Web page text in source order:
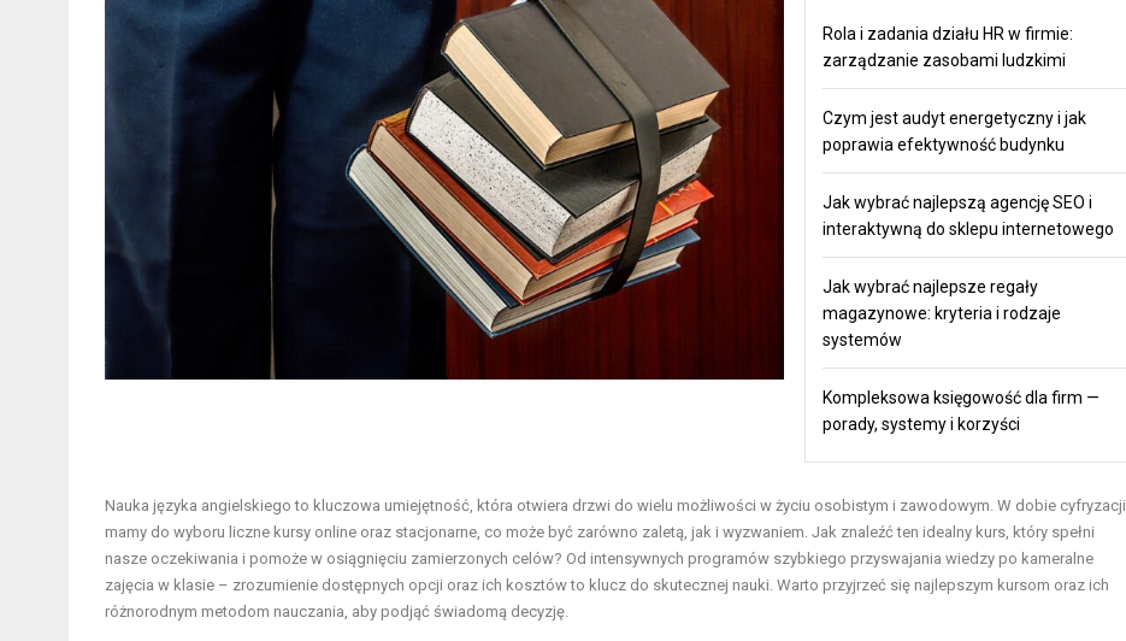
Rola i zadania działu HR w firmie:
zarządzanie zasobami ludzkimi
Czym jest audyt energetyczny i jak
poprawia efektywność budynku
Jak wybrać najlepszą agencję SEO i
interaktywną do sklepu internetowego
Jak wybrać najlepsze regały
magazynowe: kryteria i rodzaje
systemów
Kompleksowa księgowość dla firm —
porady, systemy i korzyści
Nauka języka angielskiego to kluczowa umiejętność, która otwiera drzwi do wielu możliwości w życiu osobistym i zawodowym. W dobie cyfryzacji
mamy do wyboru liczne kursy online oraz stacjonarne, co może być zarówno zaletą, jak i wyzwaniem. Jak znaleźć ten idealny kurs, który spełni
nasze oczekiwania i pomoże w osiągnięciu zamierzonych celów? Od intensywnych programów szybkiego przyswajania wiedzy po kameralne
zajęcia w klasie – zrozumienie dostępnych opcji oraz ich kosztów to klucz do skutecznej nauki. Warto przyjrzeć się najlepszym kursom oraz ich
różnorodnym metodom nauczania, aby podjąć świadomą decyzję.